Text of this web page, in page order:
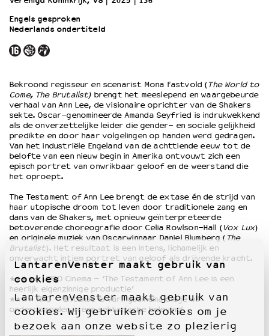
LantarenVenster maakt gebruik van
cookies
LantarenVenster maakt gebruik van
cookies. Wij gebruiken cookies om je
bezoek aan onze website zo plezierig
OVER LANTARENVENSTER
Wat we doen
Word vriend
Historie
Partners
Huisregels
Privacyverklaring
Integriteits- en gedragscode
Duurzaamheid
Ruimte voor artistieke vrijheid – VNPF
Engels gesproken
Nederlands ondertiteld
Bekroond regisseur en scenarist Mona Fastvold (The World to
Come, The Brutalist)brengt het meeslepend en waargebeurde
verhaal van Ann Lee, de visionaire oprichter van de Shakers
sekte. Oscar-genomineerde Amanda Seyfried is indrukwekkend
als de onverzettelijke leider die gender- en sociale gelijkheid
predikte en door haar volgelingen op handen werd gedragen.
Van het industriële Engeland van de achttiende eeuw tot de
belofte van een nieuw begin in Amerika ontvouwt zich een
episch portret van onwrikbaar geloof en de weerstand die
het oproept.
The Testament of Ann Lee brengt de extase én de strijd van
haar utopische droom tot leven door traditionele zang en
dans van de Shakers, met opnieuw geïnterpreteerde
betoverende choreografie door Celia Rowlson-Hall (Vox Lux)
en originele muziek van Oscarwinnaar Daniel Blumberg ( The
Brutalist). Het resultaat is een intens, lichamelijk en
onverwacht intiem portret van geloof als drijvende kracht.
★★★★★ VPRO Cinema – ‘The Testament of Ann Lee is een
heerlijk eigenzinnige productie’
★★★★ NRC – ‘Intense ervaringscinema die je wil
onderdompelen in een sektarische beleving’